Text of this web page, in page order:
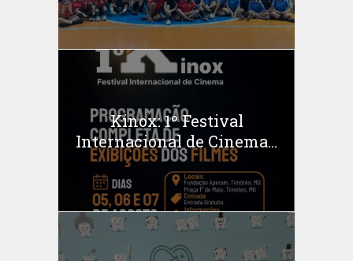
Kinox: 1º Festival
Internacional de Cinema...